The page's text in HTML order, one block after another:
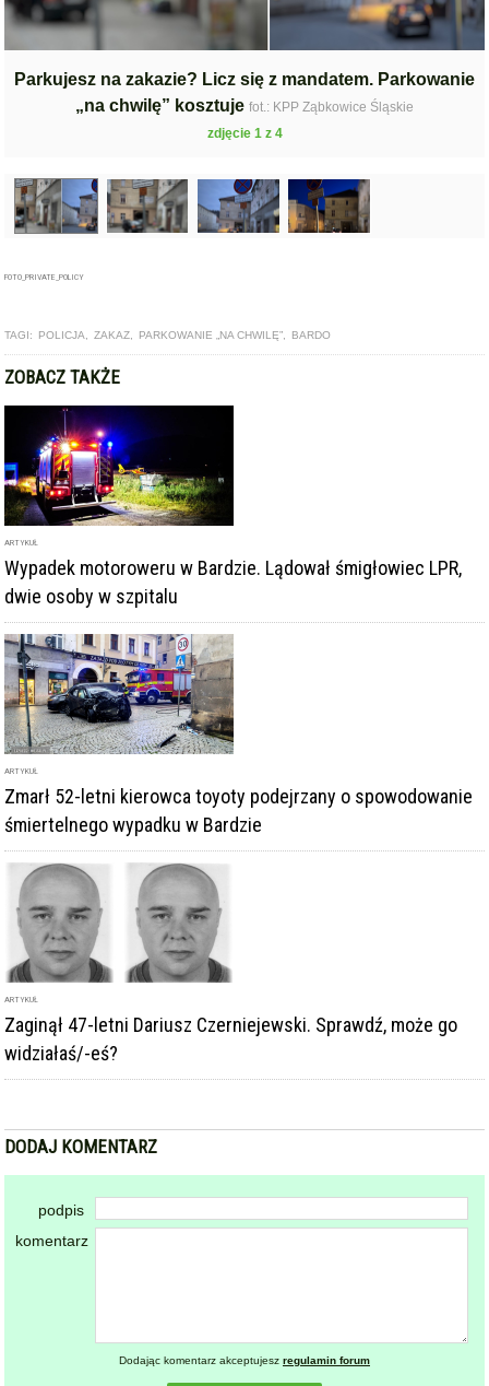
Parkujesz na zakazie? Licz się z mandatem. Parkowanie
„na chwilę” kosztuje fot.: KPP Ząbkowice Śląskie
zdjęcie 1 z 4
FOTO_PRIVATE_POLICY
TAGI: POLICJA, ZAKAZ, PARKOWANIE „NA CHWILĘ”, BARDO
ZOBACZ TAKŻE
ARTYKUŁ
Wypadek motoroweru w Bardzie. Lądował śmigłowiec LPR,
dwie osoby w szpitalu
ARTYKUŁ
Zmarł 52-letni kierowca toyoty podejrzany o spowodowanie
śmiertelnego wypadku w Bardzie
ARTYKUŁ
Zaginął 47-letni Dariusz Czerniejewski. Sprawdź, może go
widziałaś/-eś?
DODAJ KOMENTARZ
podpis
komentarz
Dodając komentarz akceptujesz regulamin forum